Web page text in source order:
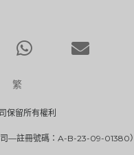
繁
保留所有權利
—註冊號碼：A-B-23-09-01380）